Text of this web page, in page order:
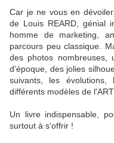
Car je ne vous en
de Louis REARD, génial
homme de marketing,
parcours peu classique.
des photos nombreuses,
d'époque, des jolies
suivants, les
différents modèles de
Un livre indispensable,
surtout à s'offrir !